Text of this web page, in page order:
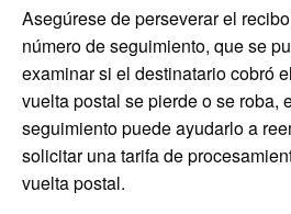
Asegúrese de perseverar el
número de seguimiento, que se
examinar si el destinatario cobró
vuelta postal se pierde o se roba,
seguimiento puede ayudarlo a
solicitar una tarifa de
vuelta postal.